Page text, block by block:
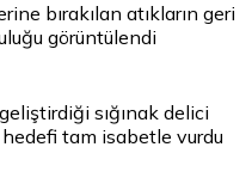
bırakılan atıkların geri
görüntülendi
sığınak delici
tam isabetle vurdu